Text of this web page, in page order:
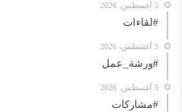
5 أغسطس، 2026
#لقاءات
5 أغسطس، 2026
#ورشة_عمل
5 أغسطس، 2026
#مشاركات